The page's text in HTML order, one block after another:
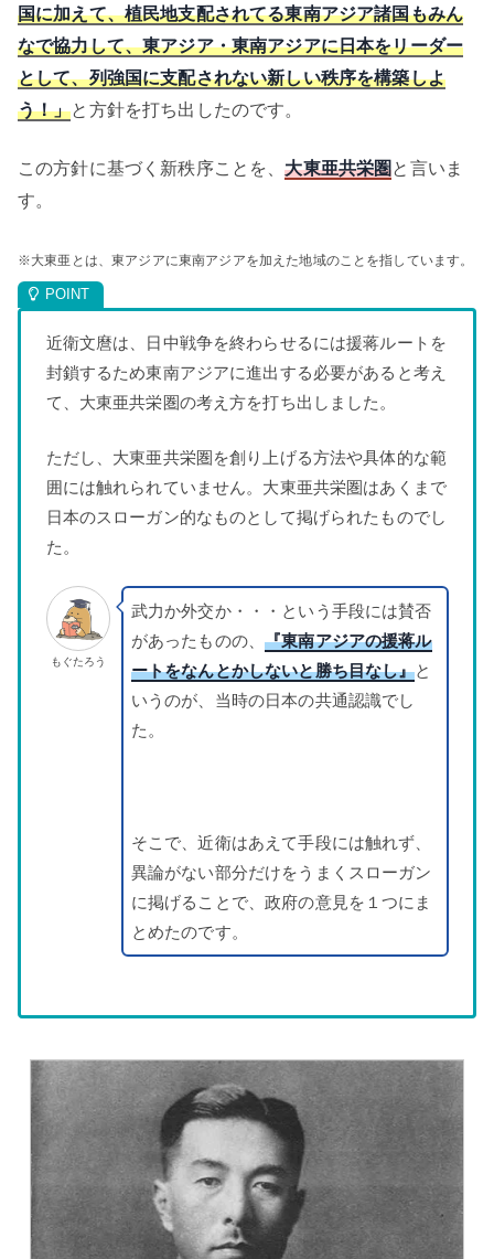
国に加えて、植民地支配されてる東南アジア諸国もみん
なで協力して、東アジア・東南アジアに日本をリーダー
として、列強国に支配されない新しい秩序を構築しよ
う！」と方針を打ち出したのです。
この方針に基づく新秩序ことを、大東亜共栄圏と言いま
す。
※大東亜とは、東アジアに東南アジアを加えた地域のことを指しています。
近衛文麿は、日中戦争を終わらせるには援蒋ルートを
封鎖するため東南アジアに進出する必要があると考え
て、大東亜共栄圏の考え方を打ち出しました。
ただし、大東亜共栄圏を創り上げる方法や具体的な範
囲には触れられていません。大東亜共栄圏はあくまで
日本のスローガン的なものとして掲げられたものでし
た。
もぐたろう
武力か外交か・・・という手段には賛否
があったものの、『東南アジアの援蒋ル
ートをなんとかしないと勝ち目なし』と
いうのが、当時の日本の共通認識でし
た。
そこで、近衛はあえて手段には触れず、
異論がない部分だけをうまくスローガン
に掲げることで、政府の意見を１つにま
とめたのです。